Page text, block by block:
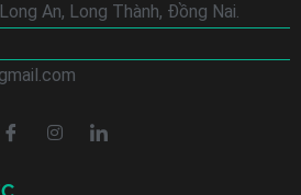
An, Long Thành, Đồng Nai.